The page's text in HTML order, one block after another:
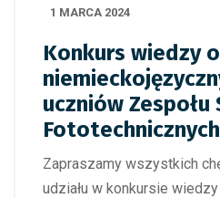
1 MARCA 2024
Konkurs wiedzy
uczniów Zespołu
Zapraszamy wszystkich
udziału w konkursie wiedzy